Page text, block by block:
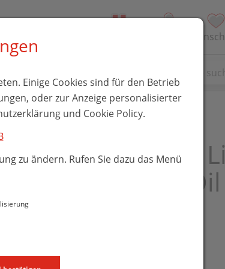
Sonnenprodukte
Sunissime Silky
150ml
Einige Cookies sind für den Betrieb
oder zur Anzeige personalisierter
und Cookie Policy.
zu ändern. Rufen Sie dazu das Menü